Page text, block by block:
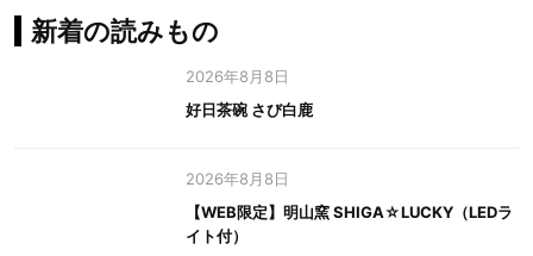
新着の読みもの
2026年8月8日
好日茶碗 さび白鹿
2026年8月8日
【WEB限定】明山窯 SHIGA☆LUCKY（LEDラ
イト付）